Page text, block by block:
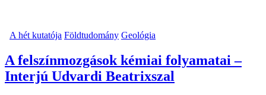
A hét kutatója Földtudomány Geológia
A felszínmozgások kémiai folyamatai –
Interjú Udvardi Beatrixszal